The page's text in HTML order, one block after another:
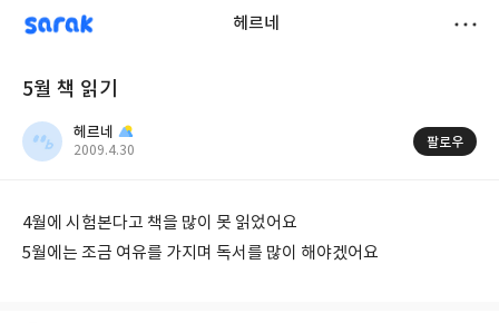
sarak 헤르네
5월 책 읽기
헤르네
작
2009.4.30
팔로우
4월에 시험본다고 책을 많이 못 읽었어요
5월에는 조금 여유를 가지며 독서를 많이 해야겠어요